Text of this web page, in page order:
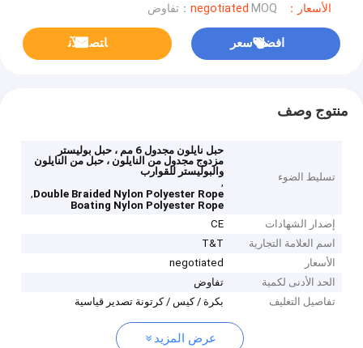
الأسعار：negotiated MOQ：تفاوض
افضل سعر ﺎﺘﺼﻟ ﺍﻶﻧ
منتوج وصف
تسليط الضوء
حبل نايلون مجدول 6 مم ، حبل بوليستر
مزدوج مجدول من النايلون ، حبل من النايلون
والبوليستر للقوارب
,
Double Braided Nylon Polyester Rope
,
Boating Nylon Polyester Rope
إصدار الشهادات
CE
اسم العلامة التجارية
T&T
الأسعار
negotiated
الحد الأدنى لكمية
تفاوض
تفاصيل التغليف
بكرة / كيس / كرتونة تصدير قياسية
عرض المزيد